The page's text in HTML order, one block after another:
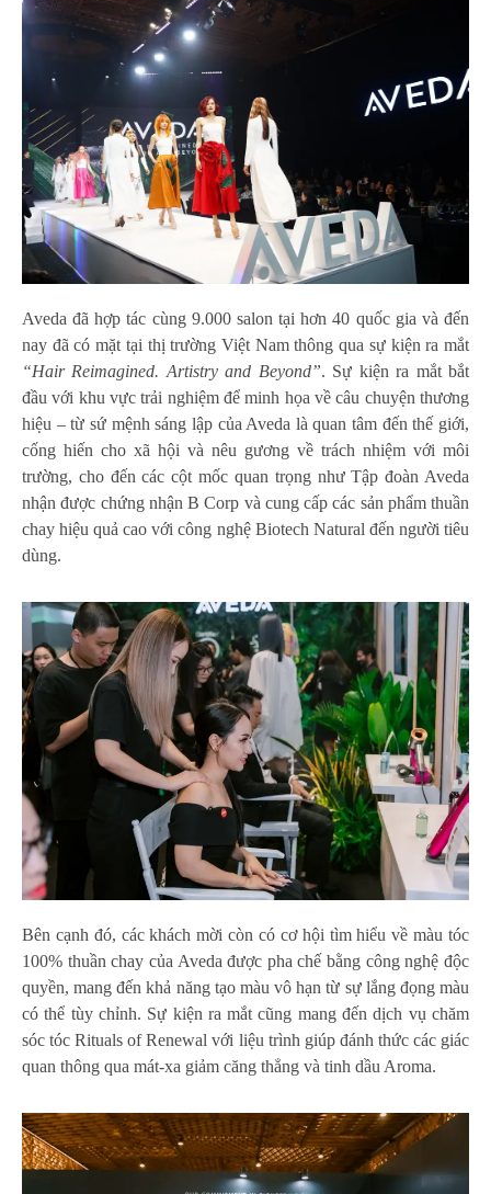
Aveda đã hợp tác cùng 9.000 salon tại hơn 40 quốc gia và đến
nay đã có mặt tại thị trường Việt Nam thông qua sự kiện ra mắt
“Hair Reimagined. Artistry and Beyond”. Sự kiện ra mắt bắt
đầu với khu vực trải nghiệm để minh họa về câu chuyện thương
hiệu – từ sứ mệnh sáng lập của Aveda là quan tâm đến thế giới,
cống hiến cho xã hội và nêu gương về trách nhiệm với môi
trường, cho đến các cột mốc quan trọng như Tập đoàn Aveda
nhận được chứng nhận B Corp và cung cấp các sản phẩm thuần
chay hiệu quả cao với công nghệ Biotech Natural đến người tiêu
dùng.
Bên cạnh đó, các khách mời còn có cơ hội tìm hiểu về màu tóc
100% thuần chay của Aveda được pha chế bằng công nghệ độc
quyền, mang đến khả năng tạo màu vô hạn từ sự lắng đọng màu
có thể tùy chỉnh. Sự kiện ra mắt cũng mang đến dịch vụ chăm
sóc tóc Rituals of Renewal với liệu trình giúp đánh thức các giác
quan thông qua mát-xa giảm căng thẳng và tinh dầu Aroma.